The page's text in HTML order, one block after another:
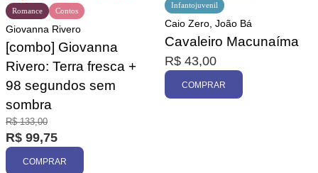
Contos
Romance
Giovanna Rivero
[combo] Giovanna
Rivero: Terra fresca +
98 segundos sem
sombra
R$133,00
R$ 99,75
COMPRAR
Infantojuvenil
Caio Zero, João Bá
Cavaleiro Macunaíma
R$ 43,00
COMPRAR